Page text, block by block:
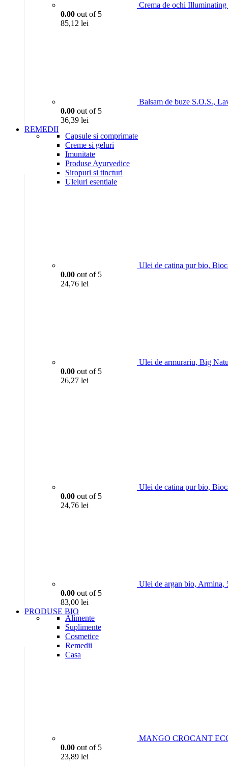
Crema de ochi
0.00 out of 5
85,12 lei
Balsam de buze S.O.S.,
0.00 out of 5
36,39 lei
REMEDII
Capsule si comprimate
Creme si geluri
Imunitate
Produse Ayurvedice
Siropuri si tincturi
Uleiuri esentiale
Ulei de catina pur bio,
0.00 out of 5
24,76 lei
Ulei de armurariu, Big
0.00 out of 5
26,27 lei
Ulei de catina pur bio,
0.00 out of 5
24,76 lei
Ulei de argan bio, Armina,
0.00 out of 5
83,00 lei
PRODUSE BIO
Alimente
Suplimente
Cosmetice
Remedii
Casa
MANGO CROCANT
0.00 out of 5
23,89 lei